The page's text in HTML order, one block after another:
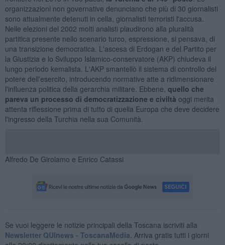
organizzazioni non governative denunciano che più di 30 giornalisti
sono attualmente detenuti in cella, giornalisti terroristi l'accusa.
Nelle elezioni del 2002 molti analisti plaudirono alla pluralità
partitica presente nello scenario turco, espressione, si pensava, di
una transizione democratica. L'ascesa di Erdogan e del Partito per
la Giustizia e lo Sviluppo Islamico-conservatore (AKP) chiudeva il
lungo periodo kemalista. L'AKP smantellò il sistema di controllo del
potere dell'esercito, introducendo normative atte a ridimensionare
l'influenza politica della gerarchia militare. Ebbene, quello che
pareva un processo di democratizzazione e civiltà oggi merita
attenta riflessione prima di tutto di quella Europa che deve decidere
l'ingresso della Turchia nella sua Comunità.
Alfredo De Girolamo e Enrico Catassi
Se vuoi leggere le notizie principali della Toscana iscriviti alla
Newsletter QUInews - ToscanaMedia. Arriva gratis tutti i giorni